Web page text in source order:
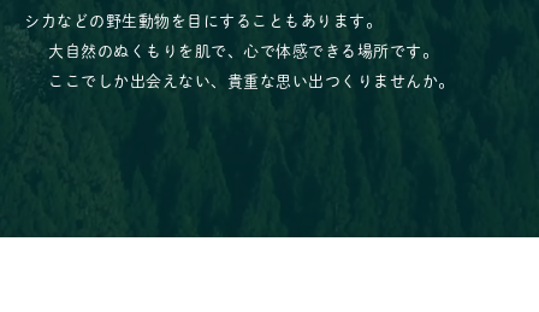
シカなどの野生動物を目にすることもあります。
大自然のぬくもりを肌で、心で体感できる場所です。
ここでしか出会えない、貴重な思い出つくりませんか。